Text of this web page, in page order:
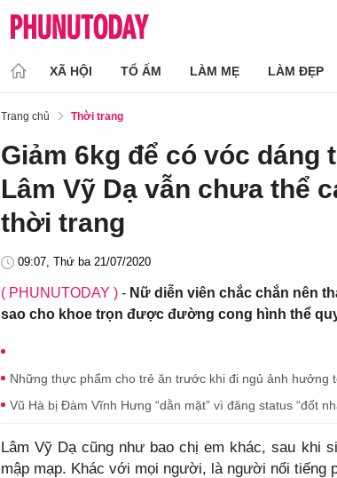
XÃ HỘI TỔ ẤM LÀM MẸ LÀM ĐẸP
Trang chủ Thời trang
Giảm 6kg để có vóc dáng
Lâm Vỹ Dạ vẫn chưa thể
thời trang
09:07, Thứ ba 21/07/2020
( PHUNUTODAY ) - Nữ diễn viên chắc chắn nên
sao cho khoe trọn được đường cong hình thể
Những thực phẩm cho trẻ ăn trước khi đi ngủ ảnh hưởng
Vũ Hà bị Đàm Vĩnh Hưng “dằn mặt” vì đăng status “đốt
Lâm Vỹ Dạ cũng như bao chị em khác, sau khi
mập mạp. Khác với mọi người, là người nổi tiếng